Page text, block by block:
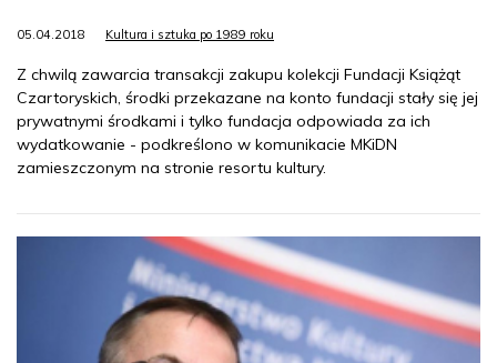
05.04.2018 Kultura i sztuka po 1989 roku
Z chwilą zawarcia transakcji zakupu kolekcji Fundacji Książąt
Czartoryskich, środki przekazane na konto fundacji stały się jej
prywatnymi środkami i tylko fundacja odpowiada za ich
wydatkowanie - podkreślono w komunikacie MKiDN
zamieszczonym na stronie resortu kultury.